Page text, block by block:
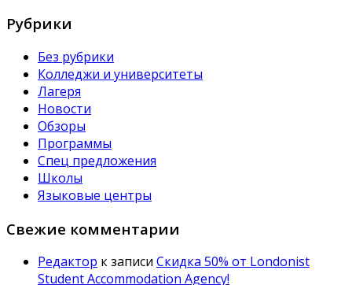
Рубрики
Без рубрики
Колледжи и университеты
Лагеря
Новости
Обзоры
Программы
Спец предложения
Школы
Языковые центры
Свежие комментарии
Редактор к записи Скидка 50% от Londonist
Student Accommodation Agency!